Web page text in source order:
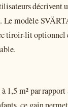
décrivent
Le modèle
tiroir-lit optionnel
m² par rapport